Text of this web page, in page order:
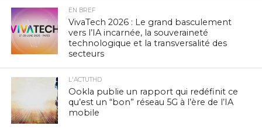
EN BREF
VivaTech 2026 : Le grand basculement
vers l’IA incarnée, la souveraineté
technologique et la transversalité des
secteurs
L'ACTUTHD
Ookla publie un rapport qui redéfinit ce
qu’est un “bon” réseau 5G à l’ère de l’IA
mobile